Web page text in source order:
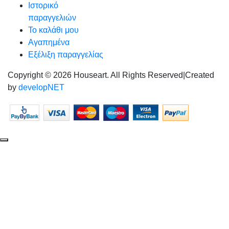
Ιστορικό
παραγγελιών
Το καλάθι μου
Αγαπημένα
Εξέλιξη παραγγελίας
Copyright © 2026 Houseart. All Rights Reserved Created
by developNET